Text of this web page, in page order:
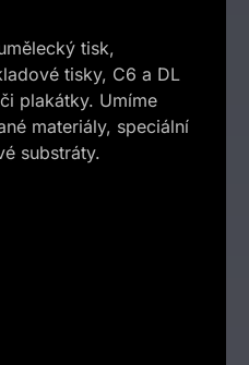
tisk,
tisky, C6 a DL
plakátky. Umíme
materiály, speciální
substráty.